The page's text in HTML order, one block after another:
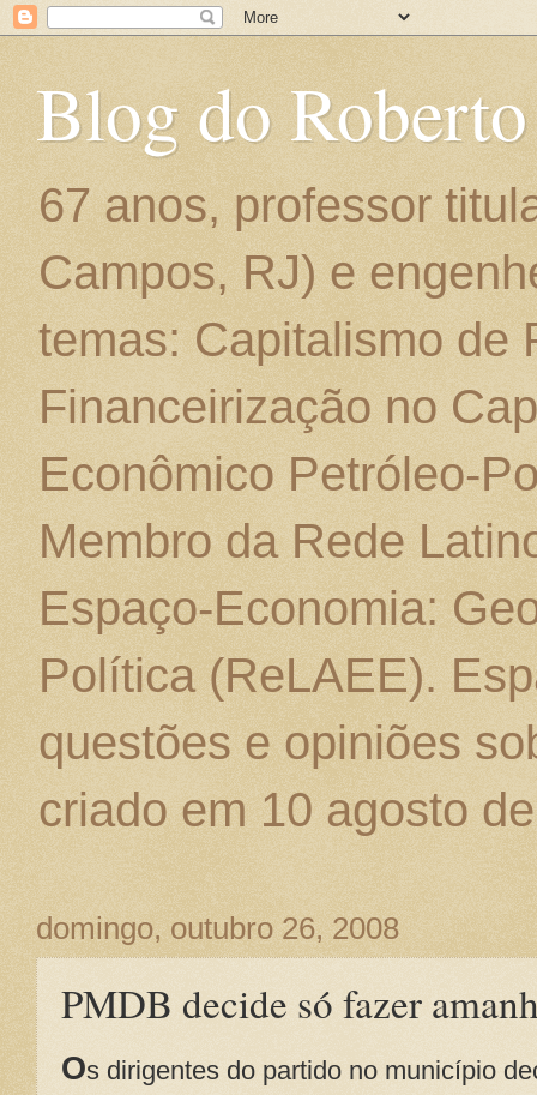
Blog do
67 anos, professor
Campos, RJ) e
temas: Capitalismo de
Financeirização no
Econômico Petróleo-
Membro da Rede
Espaço-Economia:
Política (ReLAEE).
questões e opiniões
criado em 10 agosto
domingo, outubro 26, 2008
PMDB decide só fazer
Os dirigentes do partido no município